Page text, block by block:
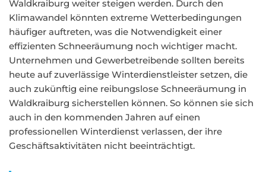
Waldkraiburg weiter steigen werden. Durch den
Klimawandel könnten extreme Wetterbedingungen
häufiger auftreten, was die Notwendigkeit einer
effizienten Schneeräumung noch wichtiger macht.
Unternehmen und Gewerbetreibende sollten bereits
heute auf zuverlässige Winterdienstleister setzen, die
auch zukünftig eine reibungslose Schneeräumung in
Waldkraiburg sicherstellen können. So können sie sich
auch in den kommenden Jahren auf einen
professionellen Winterdienst verlassen, der ihre
Geschäftsaktivitäten nicht beeinträchtigt.